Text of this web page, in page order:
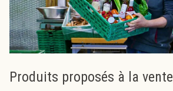
Produits proposés à la vente